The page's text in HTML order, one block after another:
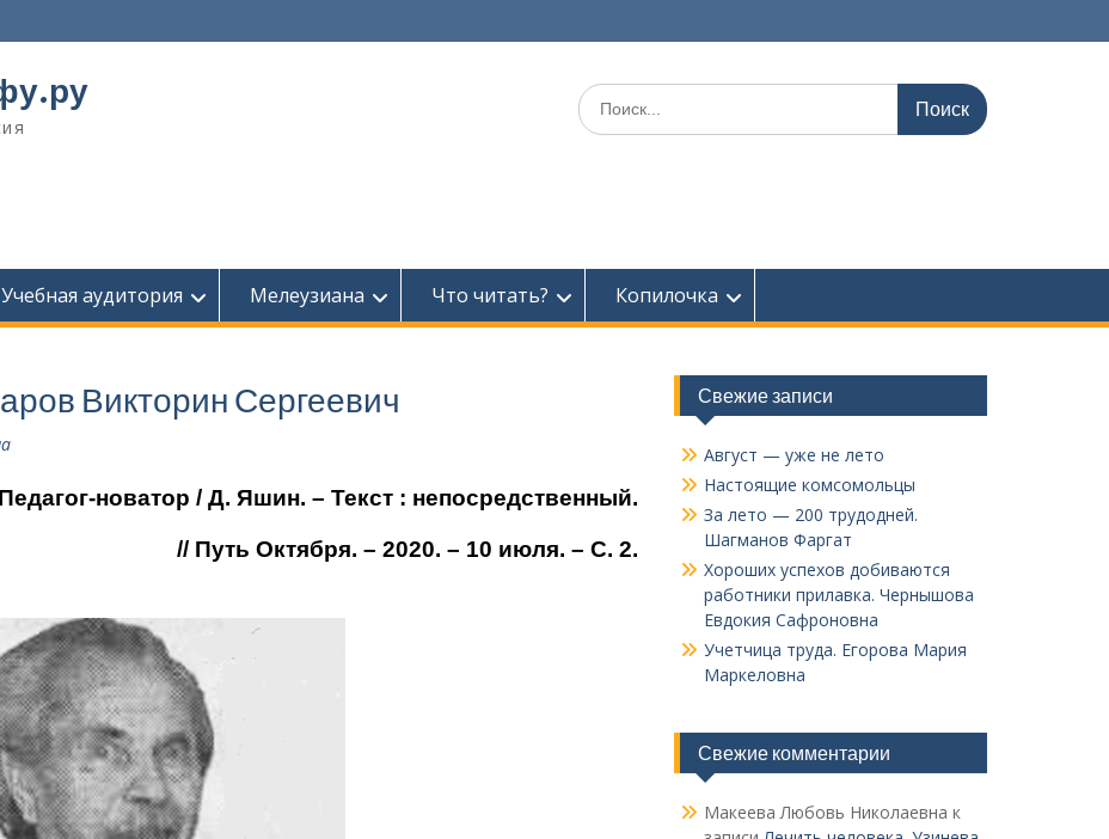
Поиск
по:
Учебная аудитория Мелеузиана Что читать? Копилочка
Викторин Сергеевич
новатор / Д. Яшин. – Текст : непосредственный.
// Путь Октября. – 2020. – 10 июля. – С. 2.
Свежие записи
Август — уже не лето
Настоящие комсомольцы
За лето — 200 трудодней.
Шагманов Фаргат
Хороших успехов добиваются
работники прилавка. Чер­нышова
Евдокия Сафроновна
Учетчица труда. Его­рова Мария
Маркеловна
Свежие комментарии
Макеева Любовь Николаевна к